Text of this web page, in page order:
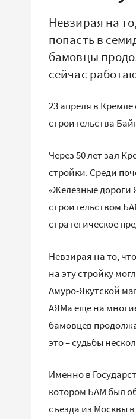
Невзирая на
попасть в
бамовцы
сейчас
23 апреля в
строительства
Через 50 лет зал
стройки. Среди
«Железные дороги
строительством
стратегическое
Невзирая на то,
на эту стройку
Амуро-Якутской
АЯМа еще на
бамовцев
это – судьбы
Именно в
котором БАМ был
съезда из Москвы